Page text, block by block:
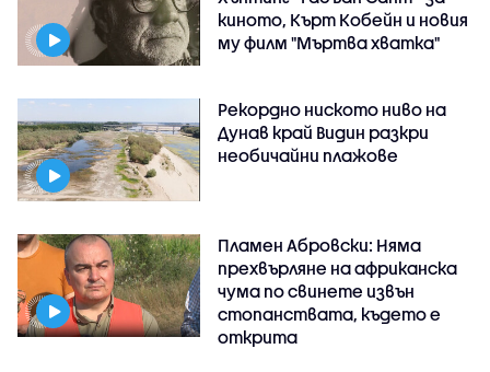
киното, Кърт Кобейн и новия
му филм "Мъртва хватка"
Рекордно ниското ниво на
Дунав край Видин разкри
необичайни плажове
Пламен Абровски: Няма
прехвърляне на африканска
чума по свинете извън
стопанствата, където е
открита